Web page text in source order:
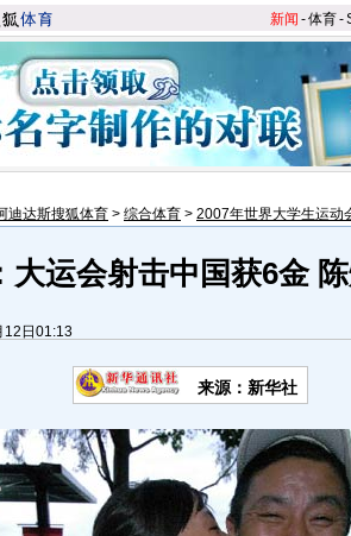
新闻 -体育-
迪达斯搜狐体育 > 综合体育 > 2007年世界大学生运动
大运会射击中国获6金
12日01:13
来源：新华社